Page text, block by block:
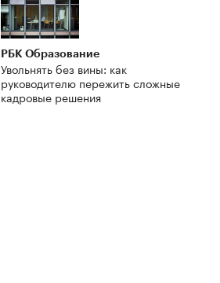
РБК Образование
Увольнять без вины: как
руководителю пережить сложные
кадровые решения